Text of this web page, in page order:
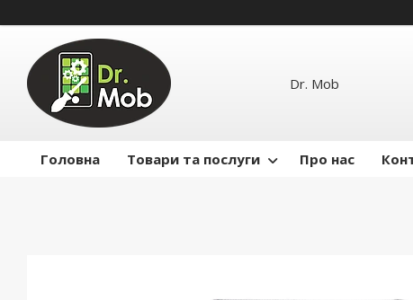
Dr. Mob
Головна Товари та послуги Про нас